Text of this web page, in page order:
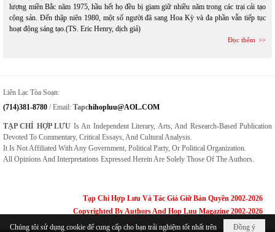
lượng miền Bắc năm 1975, hầu hết họ đều bị giam giữ nhiều năm trong các trại cải tạo
cộng sản. Đến thập niên 1980, một số người đã sang Hoa Kỳ và đa phần vẫn tiếp tục
hoạt động sáng tạo.(TS. Eric Henry, dịch giả)
Đọc thêm
Liên Lạc Tòa Soạn:
(714)381-8780 / Email: TapcHihopluu@AOL.COM
TẠP CHÍ HỢP LƯU Is An Independent Literary, Arts, And Research-Based Publication
Devoted To Commentary, Critical Essays, And Cultural Analysis.
It Is Not Affiliated With Any Government, Political Party, Or Political Organization.
All Opinions And Interpretations Expressed Herein Are Solely Those Of The Authors.
Tạp Chí Hợp Lưu Và Tác Giả Giữ Bản Quyền 2002-2026
Copyrighted By Authors And Hop Luu Magazine 2002-2026
Đồng ý
Chúng tôi sử dụng cookie để cung cấp cho bạn trải nghiệm tốt nhất trên